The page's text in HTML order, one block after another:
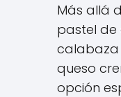
Más allá
pastel
calabaza
queso
opción